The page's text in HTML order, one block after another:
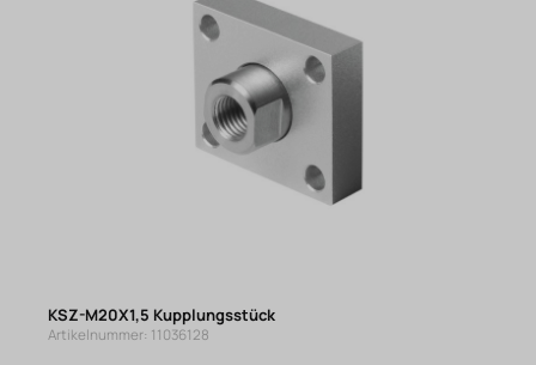
KSZ-M20X1,5 Kupplungsstück
Artikelnummer: 11036128